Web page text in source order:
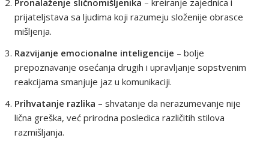
prijateljstava sa ljudima koji razumeju složenije obrasce
mišljenja.
Razvijanje emocionalne inteligencije – bolje
prepoznavanje osećanja drugih i upravljanje sopstvenim
reakcijama smanjuje jaz u komunikaciji.
Prihvatanje razlika – shvatanje da nerazumevanje nije
lična greška, već prirodna posledica različitih stilova
razmišljanja.